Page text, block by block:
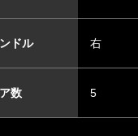
ドル 右
数 5